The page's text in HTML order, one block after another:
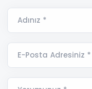
Adınız *
E-Posta Adresiniz *